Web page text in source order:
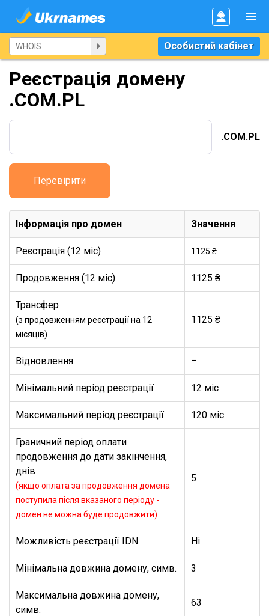
Особистий кабінет
Реєстрація домену
.COM.PL
.COM.PL
Перевірити
Інформація про домен Значення
Реєстрація (12 міс) 1125 ₴
Продовження (12 міс) 1125 ₴
Трансфер
(з продовженням реєстрації на 12
місяців)
1125 ₴
Відновлення –
Мінімальний період реєстрації 12 міс
Максимальний період реєстрації 120 міс
Граничний період оплати
продовження до дати закінчення,
днів
(якщо оплата за продовження домена
поступила після вказаного періоду -
домен не можна буде продовжити)
5
Можливість реєстрації IDN Ні
Мінімальна довжина домену, симв. 3
Максимальна довжина домену,
симв.
63